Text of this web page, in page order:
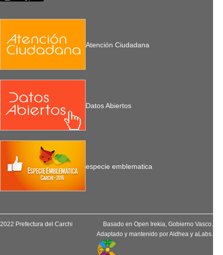
Atención Ciudadana
Datos Abiertos
especie emblematica
2022 Prefectura del Carchi Basado en Open Irekia, Gobierno Vasco.
Adaptado y mantenido porAldhea y aLabs.